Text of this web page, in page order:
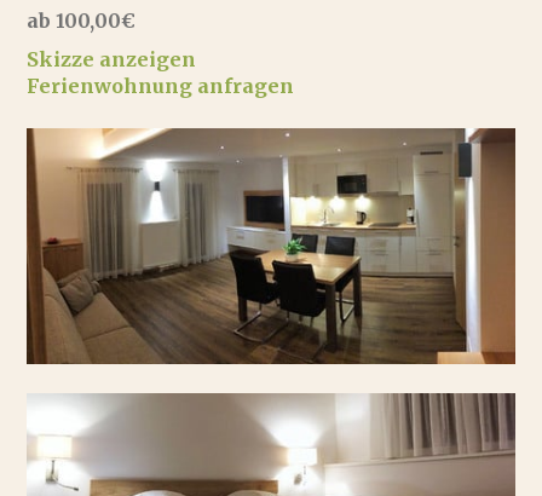
Wohlfühlen
Zimmer
Ferienwohnungen
ab 100,00€
Skizze anzeigen
Ferienwohnung anfragen